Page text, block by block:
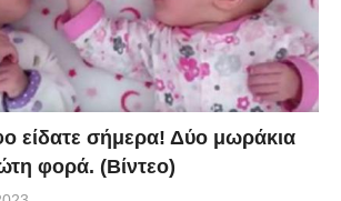
είδατε σήμερα! Δύο μωράκια
φορά. (Βίντεο)